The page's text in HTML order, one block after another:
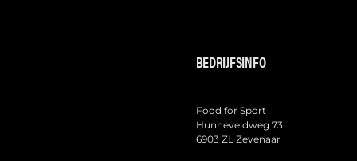
BEDRIJFSINFO
Food for Sport
Hunneveldweg 73
6903 ZL Zevenaar